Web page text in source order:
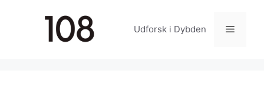
Udforsk i Dybden Menu